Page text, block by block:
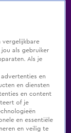
Genres
vergelijkbare
als gebruiker
Als je
en
en diensten
en content
of je
en essentiële
en veilig te